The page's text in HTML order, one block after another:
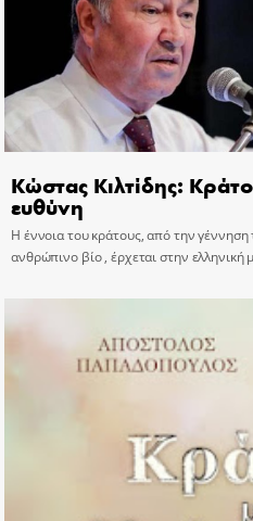
Κώστας Κιλτίδης:
ευθύνη
Η έννοια του κράτους, από την
ανθρώπινο βίο , έρχεται στην ελληνική